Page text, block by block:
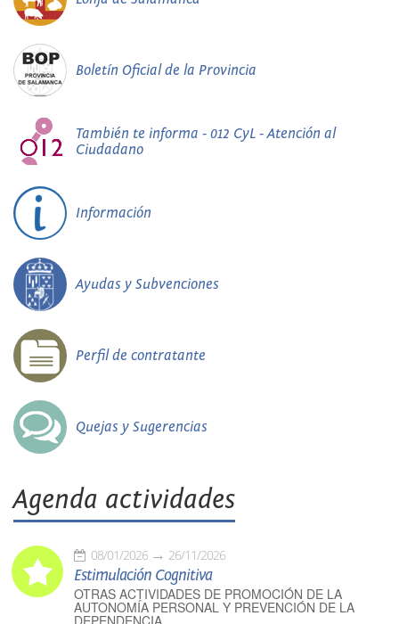
Boletín Oficial de la Provincia
También te informa - 012 CyL - Atención al
Ciudadano
Información
Ayudas y Subvenciones
Perfil de contratante
Quejas y Sugerencias
Agenda actividades
08/01/2026 26/11/2026
Estimulación Cognitiva
OTRAS ACTIVIDADES DE PROMOCIÓN DE LA
AUTONOMÍA PERSONAL Y PREVENCIÓN DE LA
DEPENDENCIA